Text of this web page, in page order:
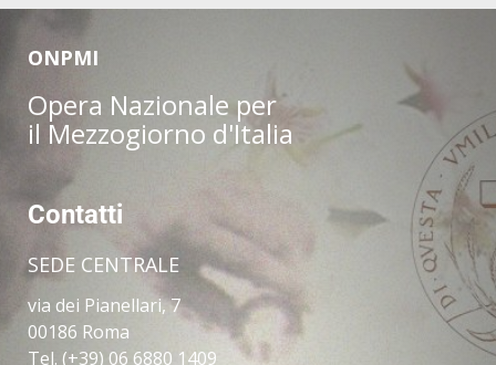
ONPMI
Opera Nazionale per
il Mezzogiorno d'Italia
Contatti
SEDE CENTRALE
via dei Pianellari, 7
00186 Roma
Tel. (+39) 06 6880 1409